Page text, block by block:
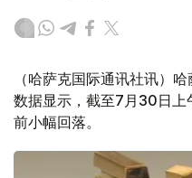
（哈萨克国际通讯社讯）
数据显示，截至7月30日上
前小幅回落。